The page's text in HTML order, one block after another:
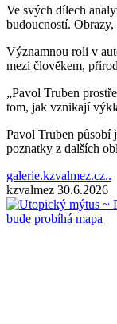
Ve svých dílech
budoucností.
Významnou roli v
mezi člověkem,
„Pavol Truben
tom, jak vznikají
Pavol Truben působí
poznatky z dalších
galerie.kzvalmez.cz..
kzvalmez 30.6.2026
bude probíhá mapa